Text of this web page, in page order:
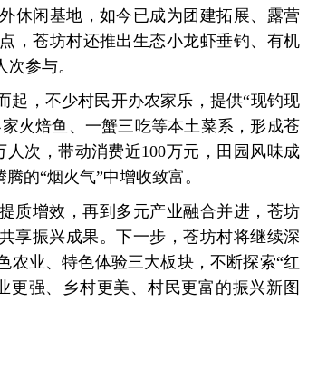
休闲基地，如今已成为团建拓展、露营
，苍坊村还推出生态小龙虾垂钓、有机
参与。
起，不少村民开办农家乐，提供“现钓现
火焙鱼、一蟹三吃等本土菜系，形成苍
次，带动消费近100万元，田园风味成
的“烟火气”中增收致富。
质增效，再到多元产业融合并进，苍坊
享振兴成果。下一步，苍坊村将继续深
农业、特色体验三大板块，不断探索“红
更强、乡村更美、村民更富的振兴新图